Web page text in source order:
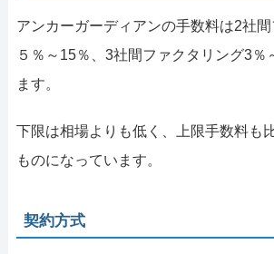
アンカーガーディアンの手数料は2社
５％～15％、3社間ファクタリング3％
ます。
下限は相場よりも低く、上限手数料も
ものになっています。
契約方式